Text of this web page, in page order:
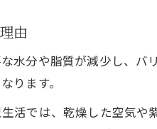
間違ったケアが
お酒と肌荒れの
由
水分や脂質が減少し、
ります。
活では、乾燥した空気